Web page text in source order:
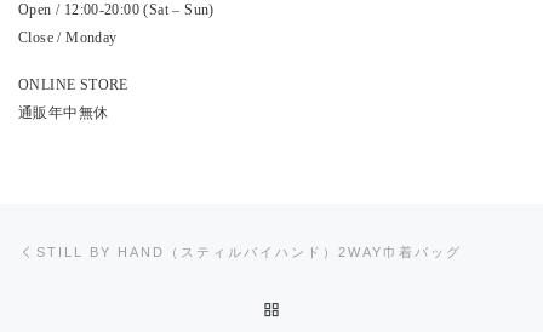
Open / 12:00-20:00 (Sat – Sun)
Close / Monday
ONLINE STORE
通販年中無休
STILL BY HAND（スティルバイハンド）2WAY巾着バッグ